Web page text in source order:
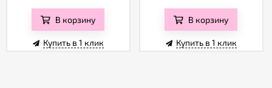
В корзину
Купить в 1 клик
В корзину
Купить в 1 клик